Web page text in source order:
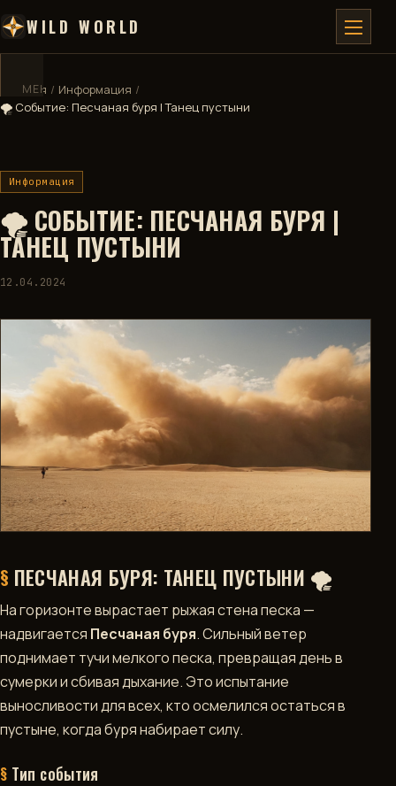
WILD WORLD
МЕНЮ ✕
ДЕВБЛОГ
ВИКИ
КАРТА
🧮
КАЛЬКУЛЯТОР
🏅
ДОСТИЖЕНИЯ
РАЗДЕЛЫ
DEVBLOG
NPC
ИНФОРМАЦИЯ
КРАФТ
ЛЕТОПИСЬ
МИРА
МЕСТНОСТЬ
СЫРЬЕ
Главная / Информация /
🌪️ Событие: Песчаная буря | Танец пустыни
Информация
🌪️ СОБЫТИЕ: ПЕСЧАНАЯ БУРЯ |
ТАНЕЦ ПУСТЫНИ
12.04.2024
ПЕСЧАНАЯ БУРЯ: ТАНЕЦ ПУСТЫНИ 🌪️
На горизонте вырастает рыжая стена песка —
надвигается Песчаная буря. Сильный ветер
поднимает тучи мелкого песка, превращая день в
сумерки и сбивая дыхание. Это испытание
выносливости для всех, кто осмелился остаться в
пустыне, когда буря набирает силу.
Тип события